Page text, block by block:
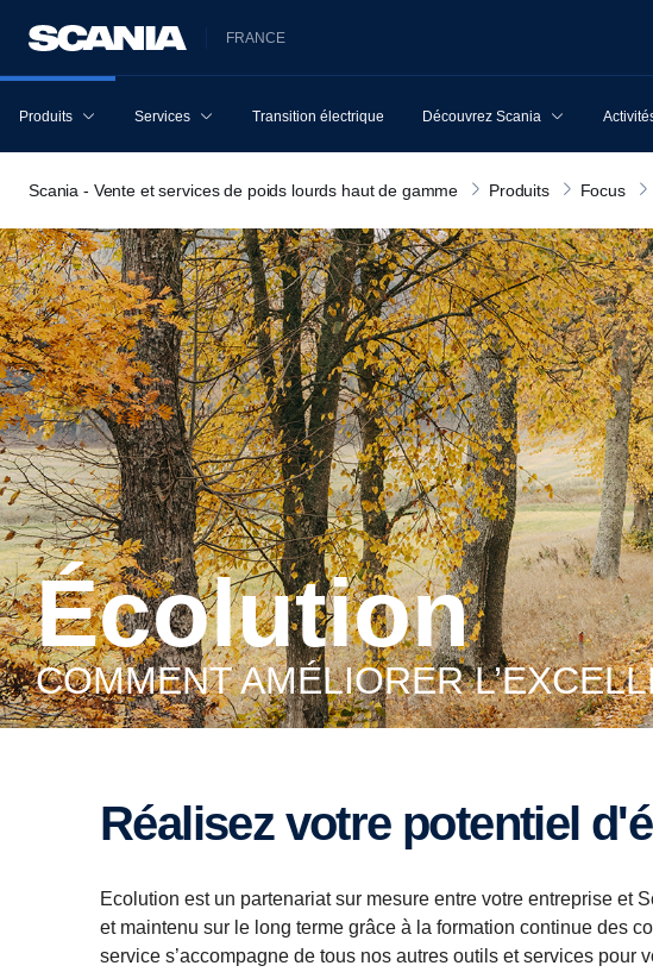
FRANCE
Produits Services Transition électrique Découvrez Scania
Scania - Vente et services de poids lourds haut de gamme Produits Focus
Écolution
COMMENT AMÉLIORER
Réalisez votre potentiel
Ecolution est un partenariat sur mesure entre votre entreprise et
et maintenu sur le long terme grâce à la formation continue des
service s’accompagne de tous nos autres outils et services